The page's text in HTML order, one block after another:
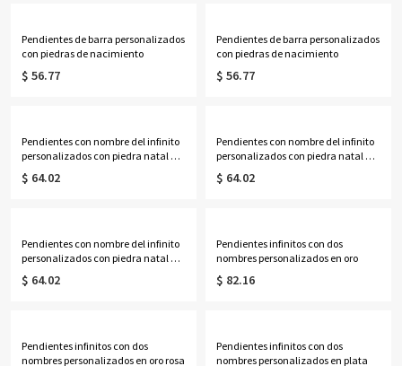
Pendientes de barra personalizados
con piedras de nacimiento
$ 56.77
Pendientes de barra personalizados
con piedras de nacimiento
$ 56.77
Pendientes con nombre del infinito
personalizados con piedra natal de
baile en oro rosa
$ 64.02
Pendientes con nombre del infinito
personalizados con piedra natal de
baile en oro
$ 64.02
Pendientes con nombre del infinito
personalizados con piedra natal de
baile
$ 64.02
Pendientes infinitos con dos
nombres personalizados en oro
$ 82.16
Pendientes infinitos con dos
nombres personalizados en oro rosa
Pendientes infinitos con dos
nombres personalizados en plata